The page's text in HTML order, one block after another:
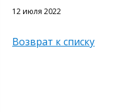
12 июля 2022
Возврат к списку